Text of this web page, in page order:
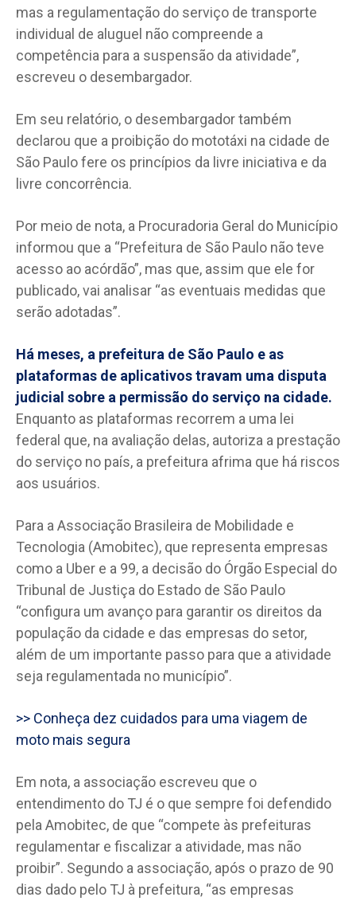
mas a regulamentação do serviço de transporte
individual de aluguel não compreende a
competência para a suspensão da atividade”,
escreveu o desembargador.
Em seu relatório, o desembargador também
declarou que a proibição do mototáxi na cidade de
São Paulo fere os princípios da livre iniciativa e da
livre concorrência.
Por meio de nota, a Procuradoria Geral do Município
informou que a “Prefeitura de São Paulo não teve
acesso ao acórdão”, mas que, assim que ele for
publicado, vai analisar “as eventuais medidas que
serão adotadas”.
Há meses, a prefeitura de São Paulo e as
plataformas de aplicativos travam uma disputa
judicial sobre a permissão do serviço na cidade.
Enquanto as plataformas recorrem a uma lei
federal que, na avaliação delas, autoriza a prestação
do serviço no país, a prefeitura afrima que há riscos
aos usuários.
Para a Associação Brasileira de Mobilidade e
Tecnologia (Amobitec), que representa empresas
como a Uber e a 99, a decisão do Órgão Especial do
Tribunal de Justiça do Estado de São Paulo
“configura um avanço para garantir os direitos da
população da cidade e das empresas do setor,
além de um importante passo para que a atividade
seja regulamentada no município”.
>> Conheça dez cuidados para uma viagem de
moto mais segura
Em nota, a associação escreveu que o
entendimento do TJ é o que sempre foi defendido
pela Amobitec, de que “compete às prefeituras
regulamentar e fiscalizar a atividade, mas não
proibir”. Segundo a associação, após o prazo de 90
dias dado pelo TJ à prefeitura, “as empresas